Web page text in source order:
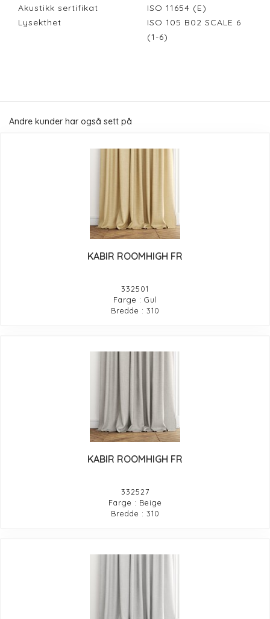
Akustikk sertifikat
ISO 11654 (E)
Lysekthet
ISO 105 B02 SCALE 6
(1-6)
Andre kunder har også sett på
KABIR ROOMHIGH FR
332501
Farge : Gul
Bredde : 310
KABIR ROOMHIGH FR
332527
Farge : Beige
Bredde : 310